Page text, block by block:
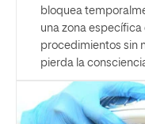
bloquea
una zona
procedimientos sin
pierda la